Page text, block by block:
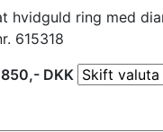
hvidguld ring med
615318
,- DKK